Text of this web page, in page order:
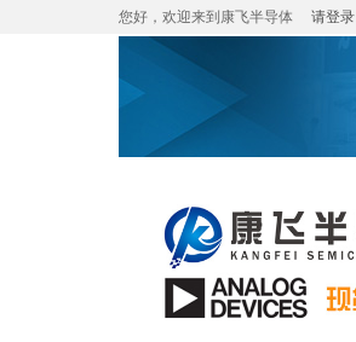
您好，欢迎来到康飞半导体 请登录